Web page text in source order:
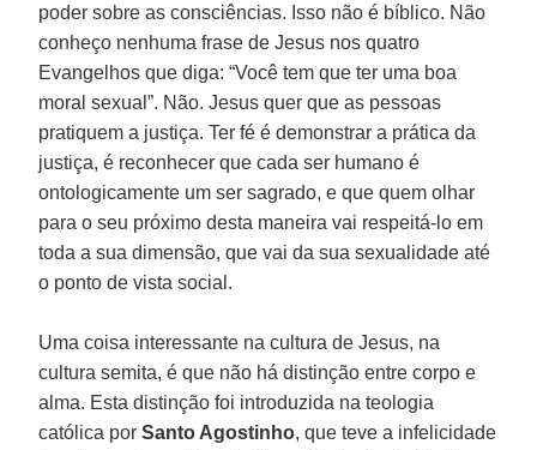
poder sobre as consciências. Isso não é bíblico. Não
conheço nenhuma frase de Jesus nos quatro
Evangelhos que diga: “Você tem que ter uma boa
moral sexual”. Não. Jesus quer que as pessoas
pratiquem a justiça. Ter fé é demonstrar a prática da
justiça, é reconhecer que cada ser humano é
ontologicamente um ser sagrado, e que quem olhar
para o seu próximo desta maneira vai respeitá-lo em
toda a sua dimensão, que vai da sua sexualidade até
o ponto de vista social.
Uma coisa interessante na cultura de Jesus, na
cultura semita, é que não há distinção entre corpo e
alma. Esta distinção foi introduzida na teologia
católica porSanto Agostinho, que teve a infelicidade